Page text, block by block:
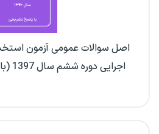
اصل سوالات عمومی آزمون
اجرایی دوره ششم سال 1397 (با پاسخ‌نامه تشریحی)